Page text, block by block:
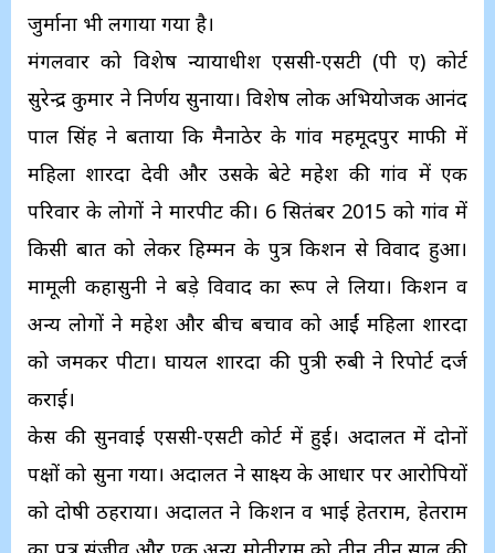
जुर्माना भी लगाया गया है।
मंगलवार को विशेष न्यायाधीश एससी-एसटी (पी ए) कोर्ट
सुरेन्द्र कुमार ने निर्णय सुनाया। विशेष लोक अभियोजक आनंद
पाल सिंह ने बताया कि मैनाठेर के गांव महमूदपुर माफी में
महिला शारदा देवी और उसके बेटे महेश की गांव में एक
परिवार के लोगों ने मारपीट की। 6 सितंबर 2015 को गांव में
किसी बात को लेकर हिम्मन के पुत्र किशन से विवाद हुआ।
मामूली कहासुनी ने बड़े विवाद का रूप ले लिया। किशन व
अन्य लोगों ने महेश और बीच बचाव को आईं महिला शारदा
को जमकर पीटा। घायल शारदा की पुत्री रुबी ने रिपोर्ट दर्ज
कराई।
केस की सुनवाई एससी-एसटी कोर्ट में हुई। अदालत में दोनों
पक्षों को सुना गया। अदालत ने साक्ष्य के आधार पर आरोपियों
को दोषी ठहराया। अदालत ने किशन व भाई हेतराम, हेतराम